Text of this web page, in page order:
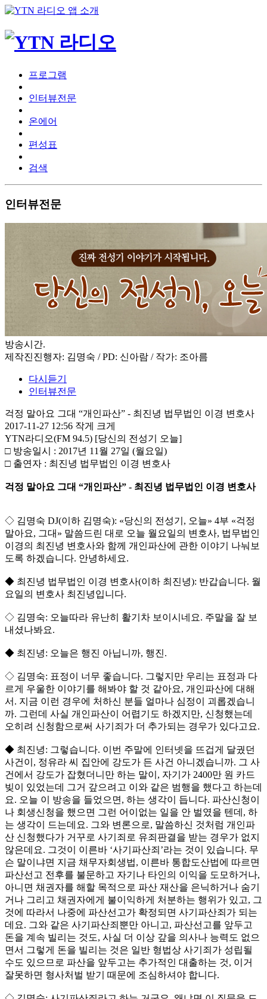
프로그램
인터뷰전문
온에어
편성표
검색
인터뷰전문
방송시간.
제작진진행자: 김명숙 / PD: 신아람 / 작가: 조아름
다시듣기
인터뷰전문
걱정 말아요 그대 “개인파산” - 최진녕 법무법인 이경 변호사
2017-11-27 12:56 작게
크게
YTN라디오(FM 94.5) [당신의 전성기 오늘]
□ 방송일시 : 2017년 11월 27일 (월요일)
□ 출연자 : 최진녕 법무법인 이경 변호사
걱정 말아요 그대 “개인파산” - 최진녕 법무법인 이경 변호사
◇ 김명숙 DJ(이하 김명숙): «당신의 전성기, 오늘» 4부 «걱정
말아요, 그대» 말씀드린 대로 오늘 월요일의 변호사, 법무법인
이경의 최진녕 변호사와 함께 개인파산에 관한 이야기 나눠보
도록 하겠습니다. 안녕하세요.
◆ 최진녕 법무법인 이경 변호사(이하 최진녕): 반갑습니다. 월
요일의 변호사 최진녕입니다.
◇ 김명숙: 오늘따라 유난히 활기차 보이시네요. 주말을 잘 보
내셨나봐요.
◆ 최진녕: 오늘은 행진 아닙니까, 행진.
◇ 김명숙: 표정이 너무 좋습니다. 그렇지만 우리는 표정과 다
르게 우울한 이야기를 해봐야 할 것 같아요, 개인파산에 대해
서. 지금 이런 경우에 처하신 분들 얼마나 심정이 괴롭겠습니
까. 그런데 사실 개인파산이 어렵기도 하겠지만, 신청했는데
오히려 신청함으로써 사기죄가 더 추가되는 경우가 있다고요.
◆ 최진녕: 그렇습니다. 이번 주말에 인터넷을 뜨겁게 달궜던
사건이, 정유라 씨 집안에 강도가 든 사건 아니겠습니까. 그 사
건에서 강도가 잡혔더니만 하는 말이, 자기가 2400만 원 카드
빚이 있었는데 그거 갚으려고 이와 같은 범행을 했다고 하는데
요. 오늘 이 방송을 들었으면, 하는 생각이 듭니다. 파산신청이
나 회생신청을 했으면 그런 어이없는 일을 안 벌였을 텐데, 하
는 생각이 드는데요. 그와 변론으로, 말씀하신 것처럼 개인파
산 신청했다가 거꾸로 사기죄로 유죄판결을 받는 경우가 없지
않은데요. 그것이 이른바 ‘사기파산죄’라는 것이 있습니다. 무
슨 말이냐면 지금 채무자회생법, 이른바 통합도산법에 따르면
파산선고 전후를 불문하고 자기나 타인의 이익을 도모하거나,
아니면 채권자를 해할 목적으로 파산 재산을 은닉하거나 숨기
거나 그리고 채권자에게 불이익하게 처분하는 행위가 있고, 그
것에 따라서 나중에 파산선고가 확정되면 사기파산죄가 되는
데요. 그와 같은 사기파산죄뿐만 아니고, 파산선고를 앞두고
돈을 계속 빌리는 것도, 사실 더 이상 갚을 의사나 능력도 없으
면서 그렇게 돈을 빌리는 것은 일반 형법상 사기죄가 성립될
수도 있으므로 파산을 앞두고는 추가적인 대출하는 것, 이거
잘못하면 형사처벌 받기 때문에 조심하셔야 합니다.